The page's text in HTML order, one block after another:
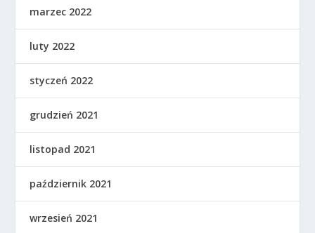
marzec 2022
luty 2022
styczeń 2022
grudzień 2021
listopad 2021
październik 2021
wrzesień 2021